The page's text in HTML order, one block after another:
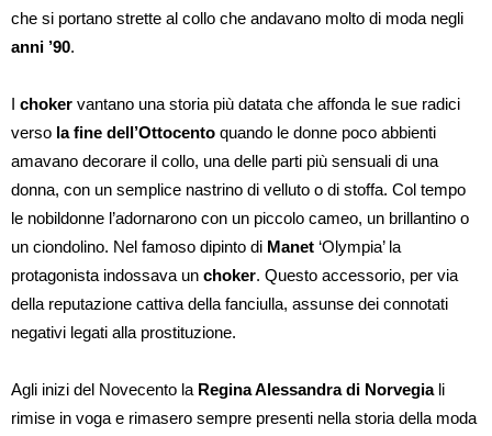
che si portano strette al collo che andavano molto di moda negli
anni ’90.
I choker vantano una storia più datata che affonda le sue radici
verso la fine dell’Ottocento quando le donne poco abbienti
amavano decorare il collo, una delle parti più sensuali di una
donna, con un semplice nastrino di velluto o di stoffa. Col tempo
le nobildonne l’adornarono con un piccolo cameo, un brillantino o
un ciondolino. Nel famoso dipinto di Manet ‘Olympia’ la
protagonista indossava un choker. Questo accessorio, per via
della reputazione cattiva della fanciulla, assunse dei connotati
negativi legati alla prostituzione.
Agli inizi del Novecento la Regina Alessandra di Norvegiali
rimise in voga e rimasero sempre presenti nella storia della moda